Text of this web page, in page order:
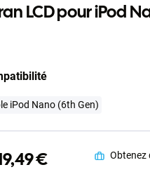
LCD pour iPod
iPod Nano (6th Gen)
€ Obtenez